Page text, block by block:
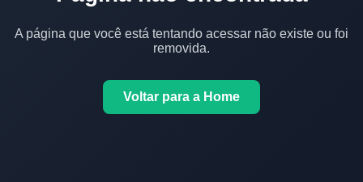
A página que você está tentando acessar não existe ou foi
removida.
Voltar para a Home